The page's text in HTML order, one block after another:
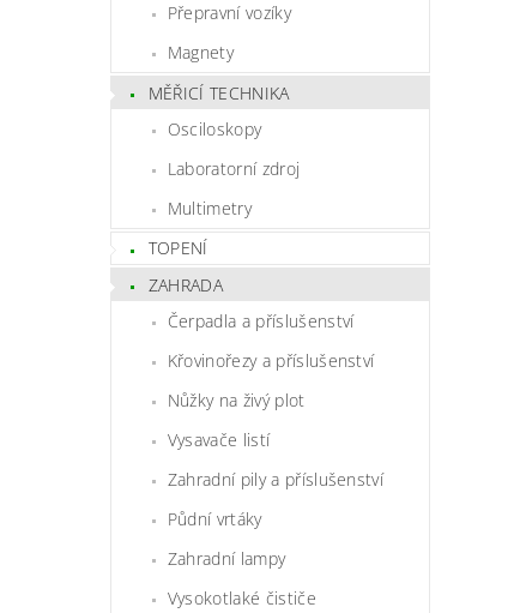
Přepravní vozíky
Magnety
MĚŘICÍ TECHNIKA
Osciloskopy
Laboratorní zdroj
Multimetry
TOPENÍ
ZAHRADA
Čerpadla a příslušenství
Křovinořezy a příslušenství
Nůžky na živý plot
Vysavače listí
Zahradní pily a příslušenství
Půdní vrtáky
Zahradní lampy
Vysokotlaké čističe